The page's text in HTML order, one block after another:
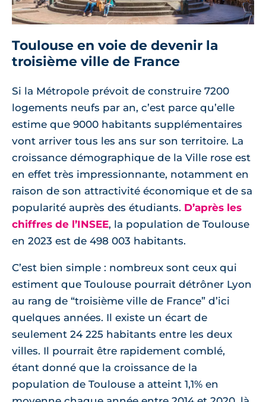
Toulouse en voie de devenir la
troisième ville de France
Si la Métropole prévoit de construire 7200
logements neufs par an, c’est parce qu’elle
estime que 9000 habitants supplémentaires
vont arriver tous les ans sur son territoire. La
croissance démographique de la Ville rose est
en effet très impressionnante, notamment en
raison de son attractivité économique et de sa
popularité auprès des étudiants. D’après les
chiffres de l’INSEE, la population de Toulouse
en 2023 est de 498 003 habitants.
C’est bien simple : nombreux sont ceux qui
estiment que Toulouse pourrait détrôner Lyon
au rang de “troisième ville de France” d’ici
quelques années. Il existe un écart de
seulement 24 225 habitants entre les deux
villes. Il pourrait être rapidement comblé,
étant donné que la croissance de la
population de Toulouse a atteint 1,1% en